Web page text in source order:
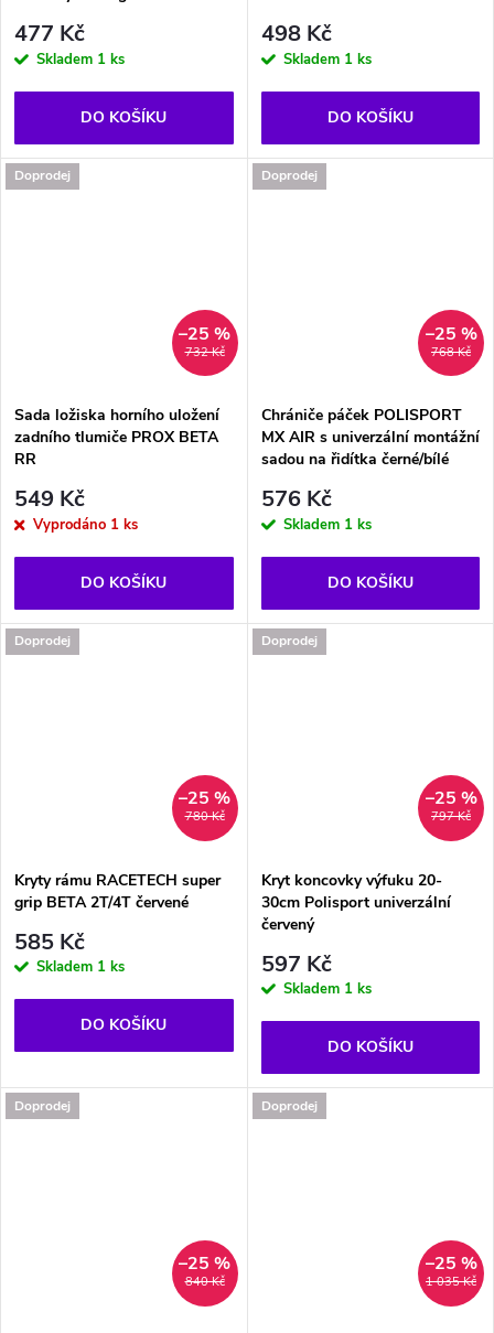
477 Kč
Skladem 1 ks
DO KOŠÍKU
498 Kč
Skladem 1 ks
DO KOŠÍKU
Doprodej
732 Kč
–25 %
Sada ložiska horního uložení
zadního tlumiče PROX BETA
RR
549 Kč
Vyprodáno 1 ks
DO KOŠÍKU
Doprodej
768 Kč
–25 %
Chrániče páček POLISPORT
MX AIR s univerzální montážní
sadou na řidítka černé/bílé
576 Kč
Skladem 1 ks
DO KOŠÍKU
Doprodej
780 Kč
–25 %
Kryty rámu RACETECH super
grip BETA 2T/4T červené
585 Kč
Skladem 1 ks
DO KOŠÍKU
Doprodej
797 Kč
–25 %
Kryt koncovky výfuku 20-
30cm Polisport univerzální
červený
597 Kč
Skladem 1 ks
DO KOŠÍKU
Doprodej
840 Kč
–25 %
Doprodej
1 035 Kč
–25 %